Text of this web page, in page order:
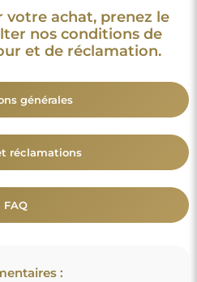
votre achat, prenez le
nos conditions de
et de réclamation.
générales
réclamations
FAQ
: